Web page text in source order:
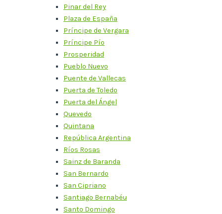
Pinar del Rey
Plaza de España
Príncipe de Vergara
Príncipe Pío
Prosperidad
Pueblo Nuevo
Puente de Vallecas
Puerta de Toledo
Puerta del Ángel
Quevedo
Quintana
República Argentina
Ríos Rosas
Sainz de Baranda
San Bernardo
San Cipriano
Santiago Bernabéu
Santo Domingo